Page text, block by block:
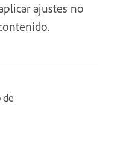
ajustes no